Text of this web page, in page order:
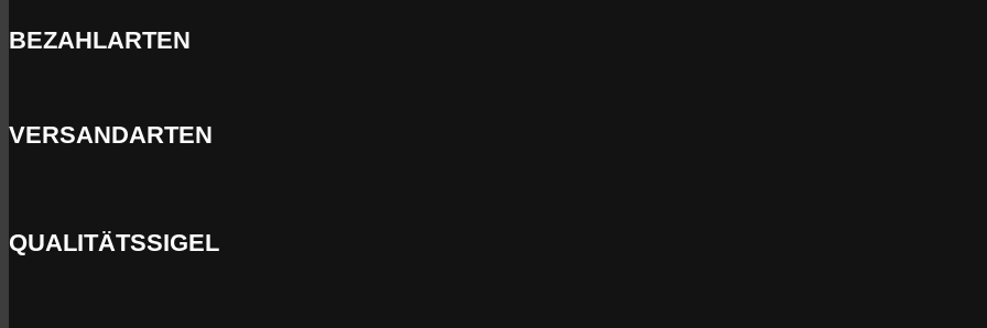
BEZAHLARTEN
VERSANDARTEN
QUALITÄTSSIGEL